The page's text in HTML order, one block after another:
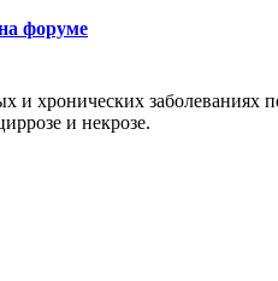
форуме
и хронических
и некрозе.